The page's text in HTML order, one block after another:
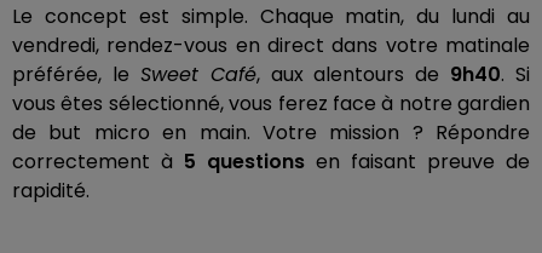
Le concept est simple. Chaque matin, du lundi au
vendredi, rendez-vous en direct dans votre matinale
préférée, le Sweet Café, aux alentours de 9h40. Si
vous êtes sélectionné, vous ferez face à notre gardien
de but micro en main. Votre mission ? Répondre
correctement à 5 questions en faisant preuve de
rapidité.